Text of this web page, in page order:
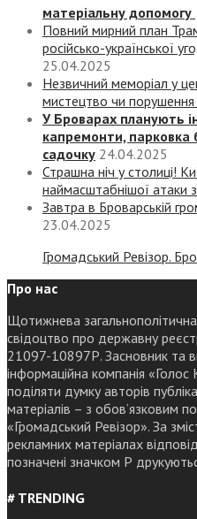
матеріальну допомогу
Повний мирний план
російсько-української
25.04.2025
Незвичний меморіал у
мистецтво чи порушення
У Броварах планують
капремонти, парковка
садочку 24.04.2025
Страшна ніч у столиці!
наймасштабнішої атаки
Завтра в Броварській
23.04.2025
Громадський Ревізор.
Про нас
Щотижнева
свідоцтво про державну
21097-10897Р. Засновник та
інформаційна компанія
поділяти думку авторів
матеріалів – з обов’язковим
«Громадський Ревізор». За
рекламних матеріалах
позначені значком Р
# TRENDING